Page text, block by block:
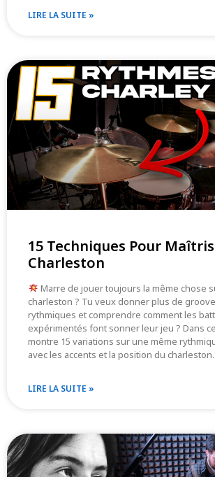
LIRE LA SUITE »
15 Techniques Pour
Charleston
Marre de jouer toujours la même chose
charleston ? Tu veux donner plus de
rythmiques et comprendre comment les
expérimentés font sonner leur jeu ? Dans
montre 15 variations sur une même
avec les accents et la position du charleston.
LIRE LA SUITE »